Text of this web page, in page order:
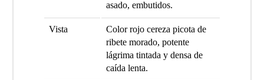
asado, embutidos.
Vista
Color rojo cereza picota de
ribete morado, potente
lágrima tintada y densa de
caída lenta.